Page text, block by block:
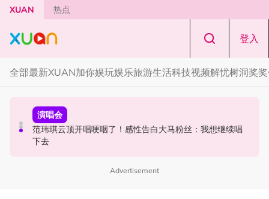
Skip to main content
XUAN 热点
登入
全部最新XUAN加你娱玩娱乐旅游生活科技视频解忧树洞奖
中港台新
陈土豆玩梗《下一站幸福》！同框阿信、吴建豪上演“光晞
不能捐”桥段
演唱会
范玮琪云顶开唱哽咽了！感性告白大马粉丝：我想继续唱
下去
中港台新
《披荆斩棘2026》正式官宣全阵容！余文乐、刘畊宏、孙
楠都来了
Advertisement